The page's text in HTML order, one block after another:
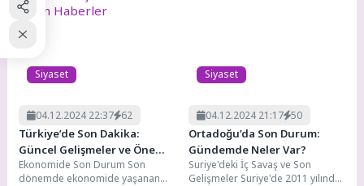
Siyaset
04.12.2024 22:37 62
Türkiye’de Son Dakika:
Güncel Gelişmeler ve Öne
Çıkan Haberler
Ekonomide Son Durum Son
dönemde ekonomide yaşanan
Siyaset
04.12.2024 21:17 50
Ortadoğu’da Son Durum:
Gündemde Neler Var?
Suriye'deki İç Savaş ve Son
Gelişmeler Suriye'de 2011 yılında